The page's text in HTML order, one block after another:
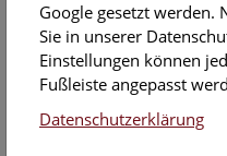
Informationen zu
Schulprogrammen finden
Google gesetzt werden.
Sie in unserer
Einstellungen können
Fußleiste angepasst
Datenschutzerklärung